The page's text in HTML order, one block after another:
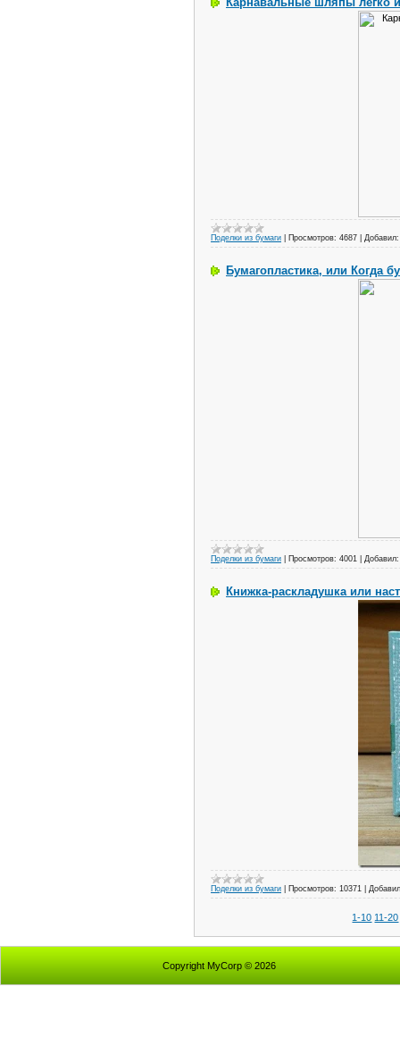
Поделки из бумаги Просмотров: 4687 Добавил:
Бумагопластика, или Когда
Поделки из бумаги Просмотров: 4001 Добавил:
Книжка-раскладушка или
Поделки из бумаги Просмотров: 10371
1-10 11-20
Copyright MyCorp © 2026